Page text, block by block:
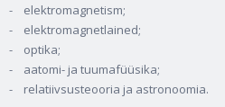
- elektromagnetism;
- elektromagnetlained;
- optika;
- aatomi- ja tuumafüüsika;
- relatiivsusteooria ja astronoomia.